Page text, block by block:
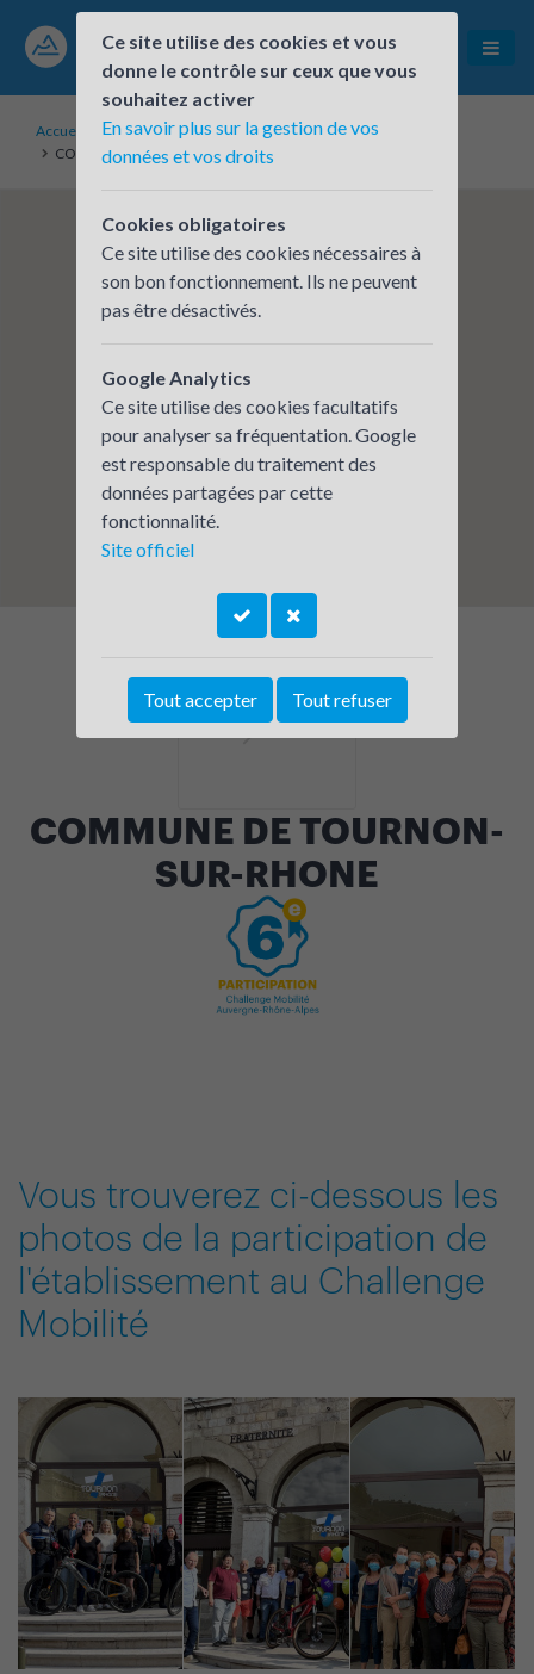
Accueil
Établissements inscrits
COMMUNE DE TOURNON-SUR-RHONE
COMMUNE DE TOURNON-
SUR-RHONE
Vous trouverez ci-dessous les
photos de la participation de
l'établissement au Challenge
Mobilité
Ce site utilise des cookies et vous
donne le contrôle sur ceux que vous
souhaitez activer
En savoir plus sur la gestion de vos
données et vos droits
Cookies obligatoires
Ce site utilise des cookies nécessaires à
son bon fonctionnement. Ils ne peuvent
pas être désactivés.
Google Analytics
Ce site utilise des cookies facultatifs
pour analyser sa fréquentation. Google
est responsable du traitement des
données partagées par cette
fonctionnalité.
Site officiel
Tout accepter Tout refuser